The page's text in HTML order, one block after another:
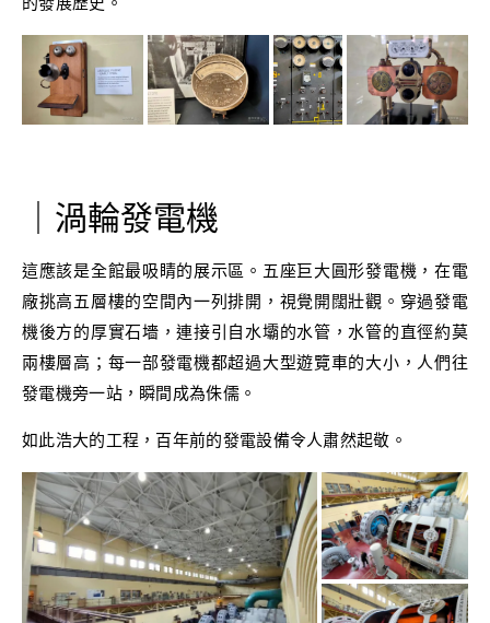
｜渦輪發電機
這應該是全館最吸睛的展示區。五座巨大圓形發電機，在電
廠挑高五層樓的空間內一列排開，視覺開闊壯觀。穿過發電
機後方的厚實石墻，連接引自水壩的水管，水管的直徑約莫
兩樓層高；每一部發電機都超過大型遊覽車的大小，人們往
發電機旁一站，瞬間成為侏儒。
如此浩大的工程，百年前的發電設備令人肅然起敬。